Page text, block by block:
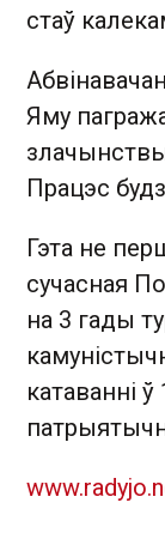
стаў
Яму
Працэс
Гэта не
сучасная
на 3 гады
катаванні